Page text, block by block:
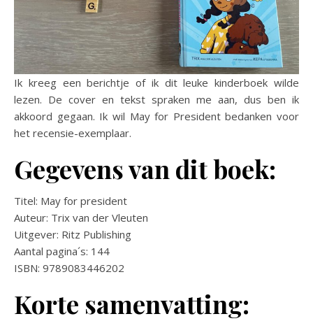
Ik kreeg een berichtje of ik dit leuke kinderboek wilde
lezen. De cover en tekst spraken me aan, dus ben ik
akkoord gegaan. Ik wil May for President bedanken voor
het recensie-exemplaar.
Gegevens van dit boek:
Titel: May for president
Auteur: Trix van der Vleuten
Uitgever: Ritz Publishing
Aantal pagina´s: 144
ISBN: 9789083446202
Korte samenvatting: